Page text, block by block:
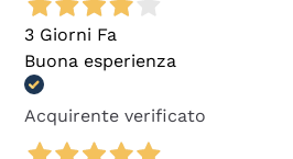
3 Giorni Fa
Buona esperienza
Acquirente verificato